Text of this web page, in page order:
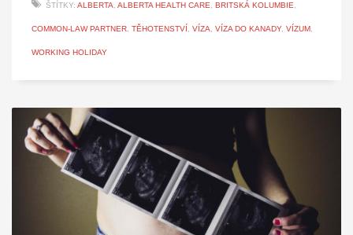
ŠTÍTKY: ALBERTA, ALBERTA HEALTH CARE, BRITSKÁ KOLUMBIE,
COMMON-LAW PARTNER, TĚHOTENSTVÍ, VÍZA, VÍZA DO KANADY, VÍZUM,
WORKING HOLIDAY